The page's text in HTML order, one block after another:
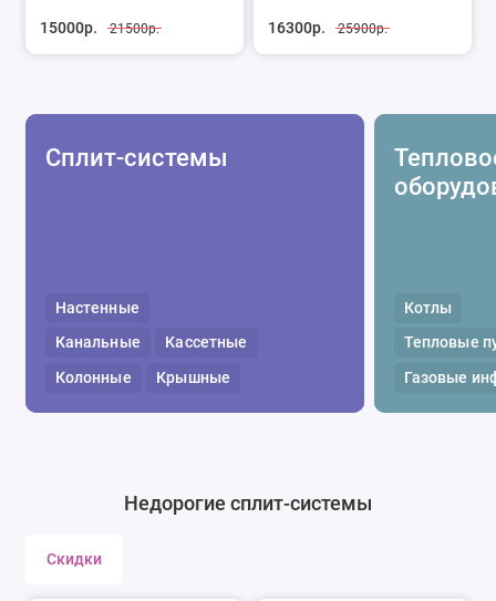
15000р. 21500р. 16300р. 25900р.
Сплит-системы
Настенные
Канальные
Кассетные
Колонные
Крышные
Мобильные
Мульти
Прецизионные
Котлы
Тепловые
Газовые
Газовые
Недорогие сплит-системы
Скидки